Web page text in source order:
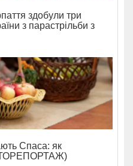
здобули три
з парастрільби з
Спаса: як